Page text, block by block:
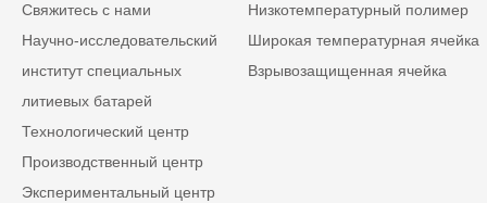
Свяжитесь с нами
Научно-исследовательский
институт специальных
литиевых батарей
Технологический центр
Производственный центр
Экспериментальный центр
Низкотемпературный полимер
Широкая температурная ячейка
Взрывозащищенная ячейка